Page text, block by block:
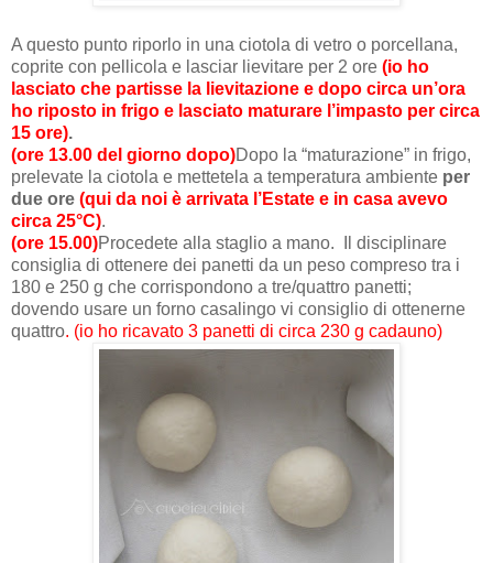
A questo punto riporlo in una ciotola di vetro o porcellana,
coprite con pellicola e lasciar lievitare per 2 ore (io ho
lasciato che partisse la lievitazione e dopo circa un’ora
ho riposto in frigo e lasciato maturare l’impasto per circa
15 ore).
(ore 13.00 del giorno dopo)Dopo la “maturazione” in frigo,
prelevate la ciotola e mettetela a temperatura ambiente per
due ore (qui da noi è arrivata l’Estate e in casa avevo
circa 25°C).
(ore 15.00)Procedete alla staglio a mano.
Il disciplinare
consiglia di ottenere dei panetti da un peso compreso tra i
180 e 250 g che corrispondono a tre/quattro panetti;
dovendo usare un forno casalingo vi consiglio di ottenerne
quattro. (io ho ricavato 3 panetti di circa 230 g cadauno)